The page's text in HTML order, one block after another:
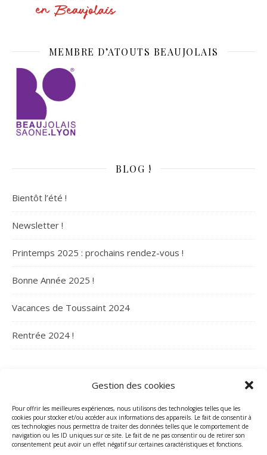
Gestion des cookies
Pour offrir les meilleures expériences, nous utilisons des technologies telles que les
cookies pour stocker et/ou accéder aux informations des appareils. Le fait de consentir à
ces technologies nous permettra de traiter des données telles que le comportement de
navigation ou les ID uniques sur ce site. Le fait de ne pas consentir ou de retirer son
consentement peut avoir un effet négatif sur certaines caractéristiques et fonctions.
MEMBRE D’ATOUTS BEAUJOLAIS
BLOG !
Bientôt l’été !
Newsletter !
Printemps 2025 : prochains rendez-vous !
Bonne Année 2025 !
Vacances de Toussaint 2024
Rentrée 2024 !
ARCHIVES
Archives